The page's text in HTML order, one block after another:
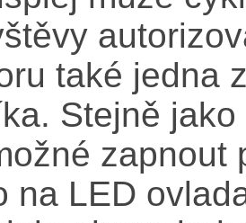
také jedna
Stejně
zapnout
na LED